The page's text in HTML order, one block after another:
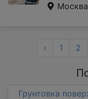
Москва
‹ 1 2
Грунтовка